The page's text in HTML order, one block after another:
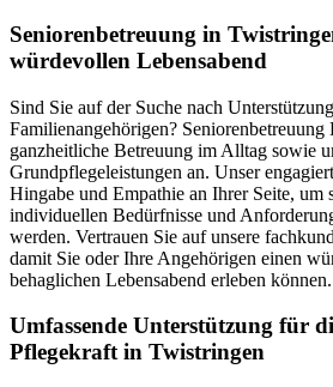
Senioren­betreuung in
würdevollen Lebensabend
Sind Sie auf der Suche nach
Familienangehörigen? Seniorenbetreuung
ganzheitliche Betreuung im Alltag sowie
Grundpflegeleistungen an. Unser
Hingabe und Empathie an Ihrer Seite, um
individuellen Bedürfnisse und
werden. Vertrauen Sie auf unsere
damit Sie oder Ihre Angehörigen einen
behaglichen Lebensabend erleben können.
Umfassende Unterstützung für
Pflegekraft in Twistringen